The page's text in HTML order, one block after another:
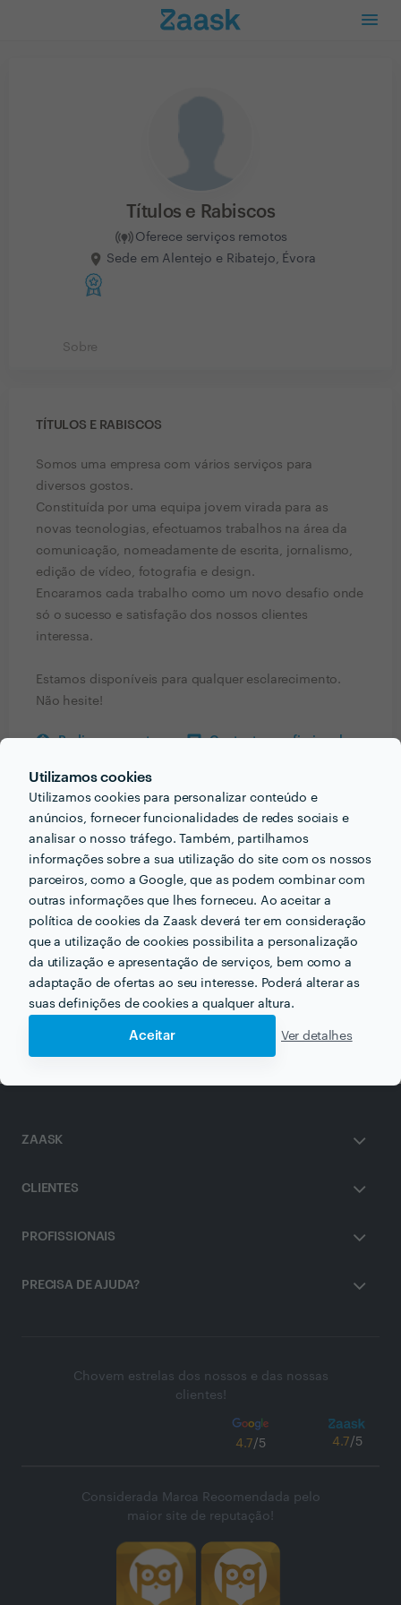
Utilizamos cookies
Utilizamos cookies para personalizar conteúdo e
anúncios, fornecer funcionalidades de redes sociais e
analisar o nosso tráfego. Também, partilhamos
informações sobre a sua utilização do site com os nossos
parceiros, como a Google, que as podem combinar com
outras informações que lhes forneceu. Ao aceitar a
política de cookies da Zaask deverá ter em consideração
que a utilização de cookies possibilita a personalização
da utilização e apresentação de serviços, bem como a
adaptação de ofertas ao seu interesse. Poderá alterar as
suas definições de cookies a qualquer altura.
Aceitar Ver detalhes
Títulos e Rabiscos
Oferece serviços remotos
Sede em Alentejo e Ribatejo, Évora
Sobre
TÍTULOS E RABISCOS
Somos uma empresa com vários serviços para
diversos gostos.
Constituída por uma equipa jovem virada para as
novas tecnologias, efectuamos trabalhos na área da
comunicação, nomeadamente de escrita, jornalismo,
edição de vídeo, fotografia e design.
Encaramos cada trabalho como um novo desafio onde
só o sucesso e satisfação dos nossos clientes
interessa.
Estamos disponíveis para qualquer esclarecimento.
Não hesite!
Pedir orçamentos Contactar profissional
Informação validada
Receba várias propostas de profissionais como
Títulos e Rabiscos em poucas horas.
ZAASK
CLIENTES
PROFISSIONAIS
PRECISA DE AJUDA?
Chovem estrelas dos nossos e das nossas
clientes!
4.7/5 4.7/5
Considerada Marca Recomendada pelo
maior site de reputação!